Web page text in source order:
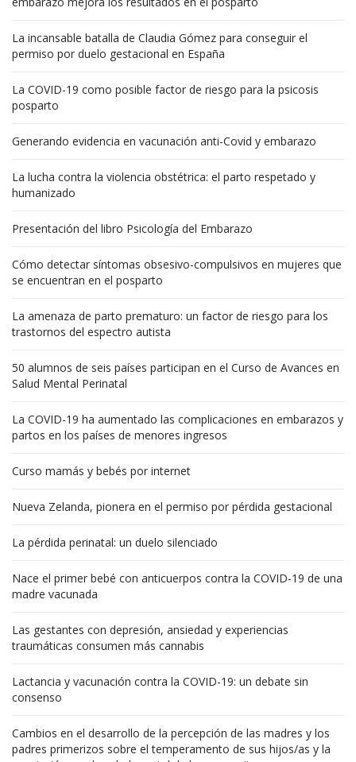
La incansable batalla de Claudia Gómez para conseguir el
permiso por duelo gestacional en España
La COVID-19 como posible factor de riesgo para la psicosis
posparto
Generando evidencia en vacunación anti-Covid y embarazo
La lucha contra la violencia obstétrica: el parto respetado y
humanizado
Presentación del libro Psicología del Embarazo
Cómo detectar síntomas obsesivo-compulsivos en mujeres que
se encuentran en el posparto
La amenaza de parto prematuro: un factor de riesgo para los
trastornos del espectro autista
50 alumnos de seis países participan en el Curso de Avances en
Salud Mental Perinatal
La COVID-19 ha aumentado las complicaciones en embarazos y
partos en los países de menores ingresos
Curso mamás y bebés por internet
Nueva Zelanda, pionera en el permiso por pérdida gestacional
La pérdida perinatal: un duelo silenciado
Nace el primer bebé con anticuerpos contra la COVID-19 de una
madre vacunada
Las gestantes con depresión, ansiedad y experiencias
traumáticas consumen más cannabis
Lactancia y vacunación contra la COVID-19: un debate sin
consenso
Cambios en el desarrollo de la percepción de las madres y los
padres primerizos sobre el temperamento de sus hijos/as y la